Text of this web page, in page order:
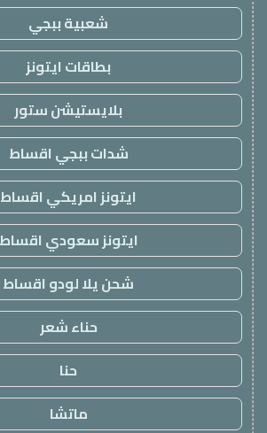
شعبية ببجي
بطاقات ايتونز
بلايستيشن ستور
شدات ببجي اقساط
ايتونز امريكي اقساط
ايتونز سعودي اقساط
شحن يلا لودو اقساط
حناء شعر
حنا
ماتشا